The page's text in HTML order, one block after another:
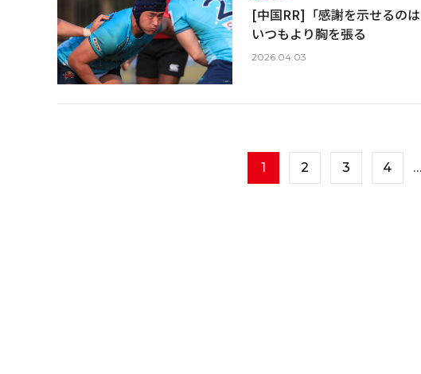
[中国RR]「感謝を示せるの
いつもより胸を張る
2026.04.03
1 2 3 4 …